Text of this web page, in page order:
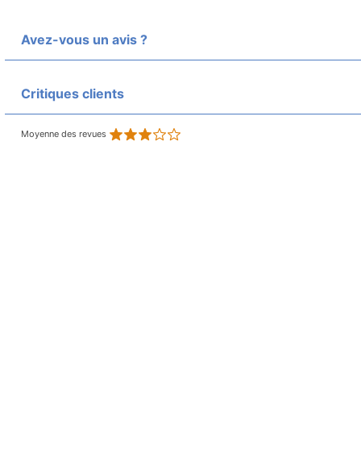
Avez-vous un avis ?
Critiques clients
Moyenne des revues